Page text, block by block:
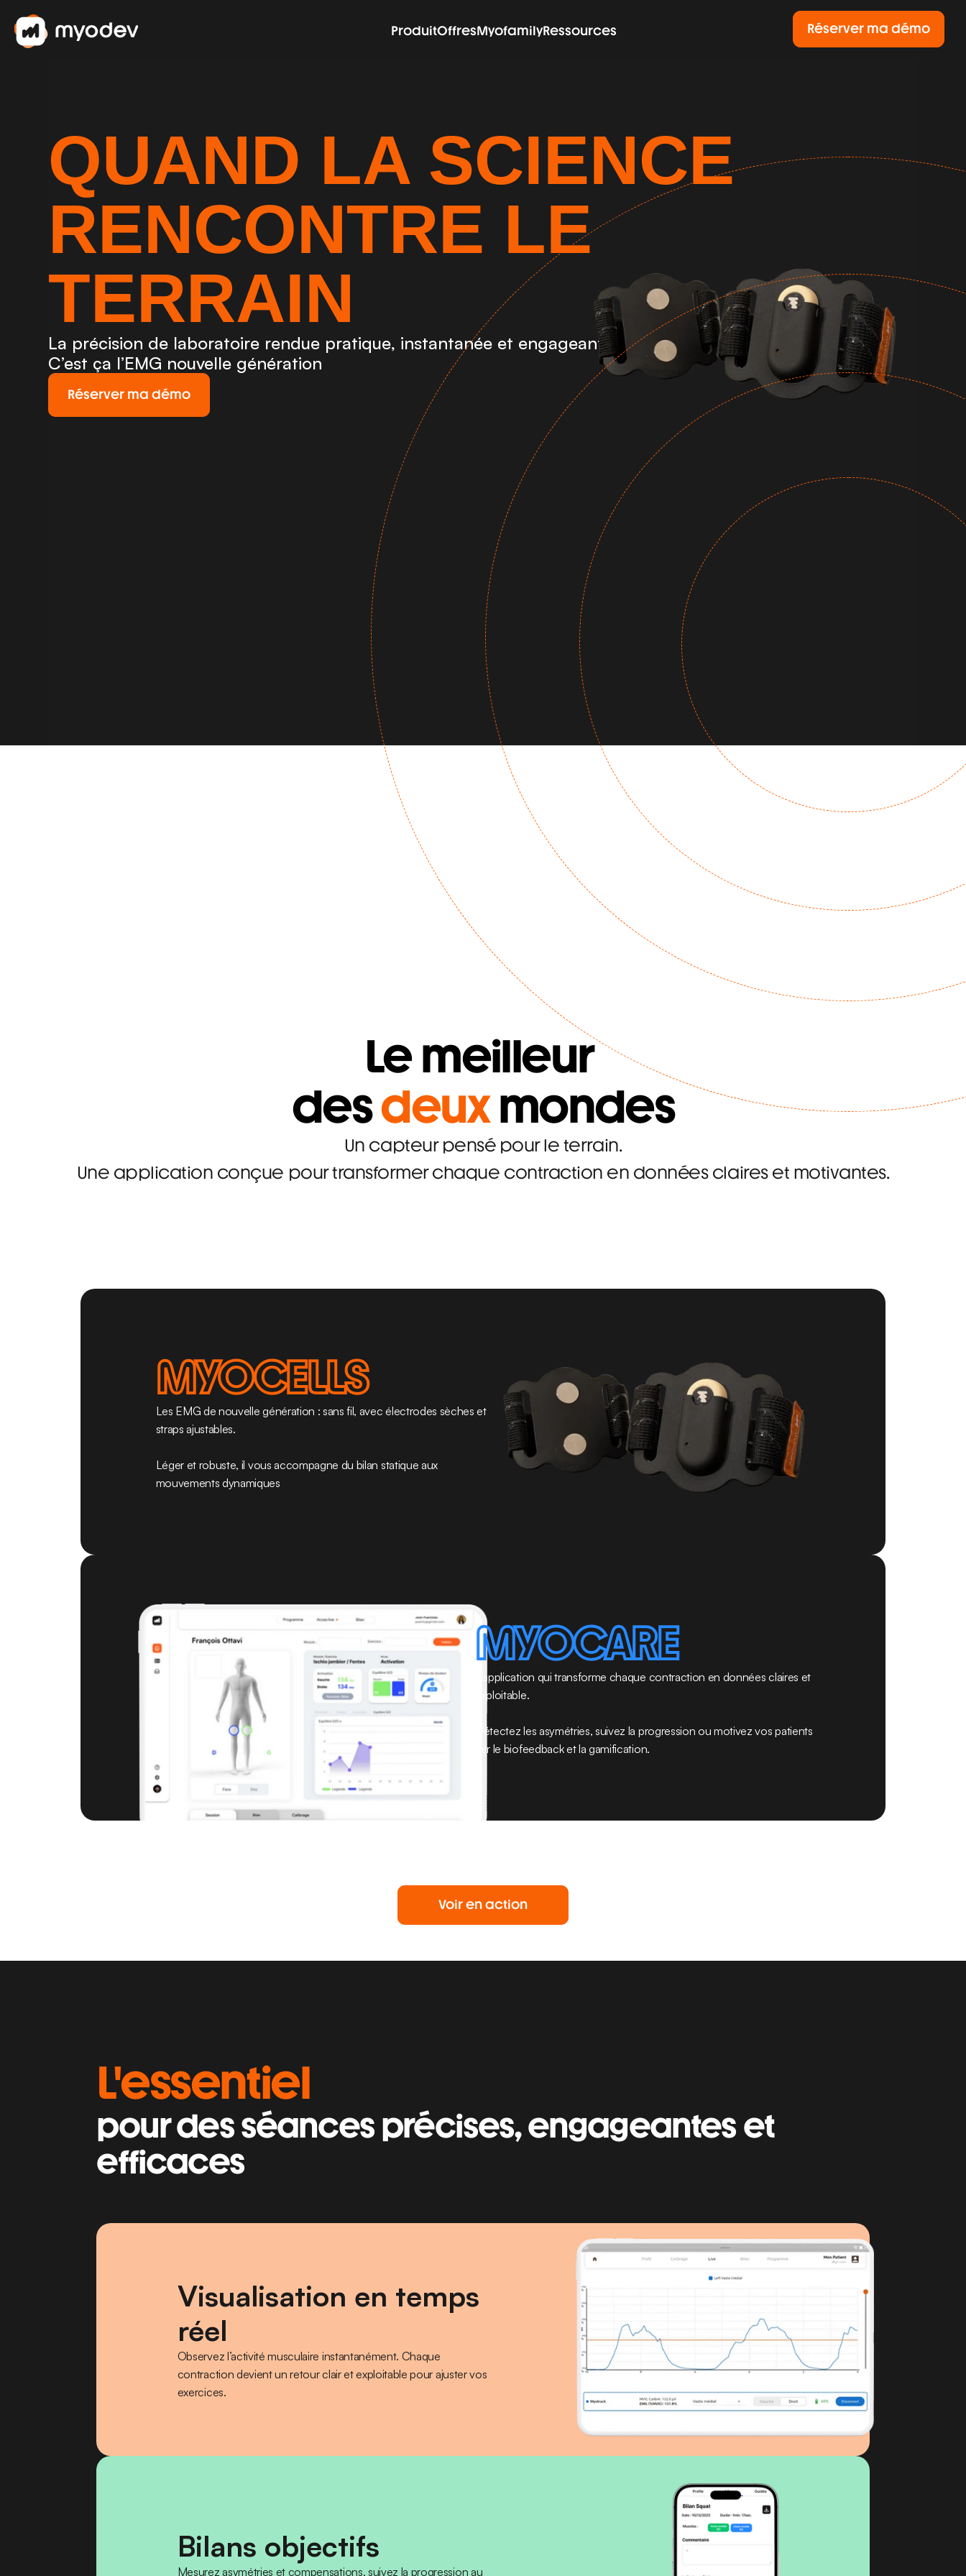
ProduitOffresMyofamilyRessources Réserver ma démo
QUAND LA SCIENCE
RENCONTRE LE
TERRAIN
La précision de laboratoire rendue pratique, instantanée et engageante.
C’est ça l’EMG nouvelle génération
Réserver ma démo
Le meilleur
des deux mondes
Un capteur pensé pour le terrain.
Une application conçue pour transformer chaque contraction en données claires et motivantes.
MYOCELLS
Les EMG de nouvelle génération : sans fil, avec électrodes sèches et
straps ajustables.
Léger et robuste, il vous accompagne du bilan statique aux
mouvements dynamiques
MYOCARE
L’application qui transforme chaque contraction en données claires et
exploitable.
Détectez les asymétries, suivez la progression ou motivez vos patients
par le biofeedback et la gamification.
Voir en action
L'essentiel
pour des séances précises, engageantes et
efficaces
Visualisation en temps
réel
Observez l’activité musculaire instantanément. Chaque
contraction devient un retour clair et exploitable pour ajuster vos
exercices.
Bilans objectifs
Mesurez asymétries et compensations, suivez la progression au